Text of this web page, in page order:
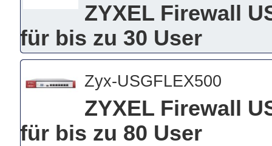
ZYXEL Firewall
für bis zu 30 User
Zyx-USGFLEX500
ZYXEL Firewall
für bis zu 80 User